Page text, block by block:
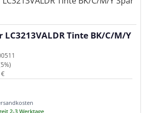
Tinte BK/C/M/Y
2-3 Werktage